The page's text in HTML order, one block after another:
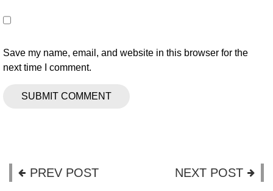
Save my name, email, and website in this browser for the
next time I comment.
PREV POST NEXT POST